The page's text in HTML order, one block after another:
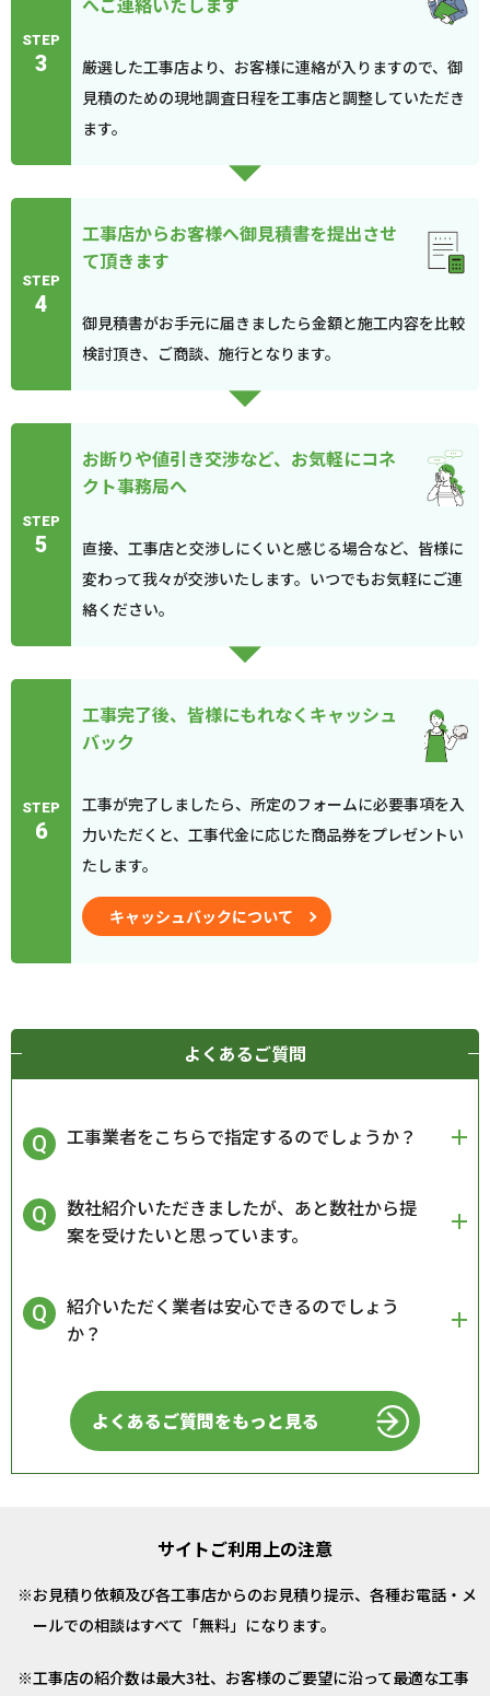
STEP
3
厳選した工事店より、お客様に連絡が入りますので、御
見積のための現地調査日程を工事店と調整していただき
ます。
STEP
4
工事店からお客様へ御見積書を提出させ
て頂きます
御見積書がお手元に届きましたら金額と施工内容を比較
検討頂き、ご商談、施行となります。
STEP
5
お断りや値引き交渉など、お気軽にコネ
クト事務局へ
直接、工事店と交渉しにくいと感じる場合など、皆様に
変わって我々が交渉いたします。いつでもお気軽にご連
絡ください。
STEP
6
工事完了後、皆様にもれなくキャッシュ
バック
工事が完了しましたら、所定のフォームに必要事項を入
力いただくと、工事代金に応じた商品券をプレゼントい
たします。
キャッシュバックについて
よくあるご質問
工事業者をこちらで指定するのでしょうか？
数社紹介いただきましたが、あと数社から提
案を受けたいと思っています。
紹介いただく業者は安心できるのでしょう
か？
よくあるご質問をもっと見る
サイトご利用上の注意
お見積り依頼及び各工事店からのお見積り提示、各種お電話・メ
ールでの相談はすべて「無料」になります。
工事店の紹介数は最大3社、お客様のご要望に沿って最適な工事